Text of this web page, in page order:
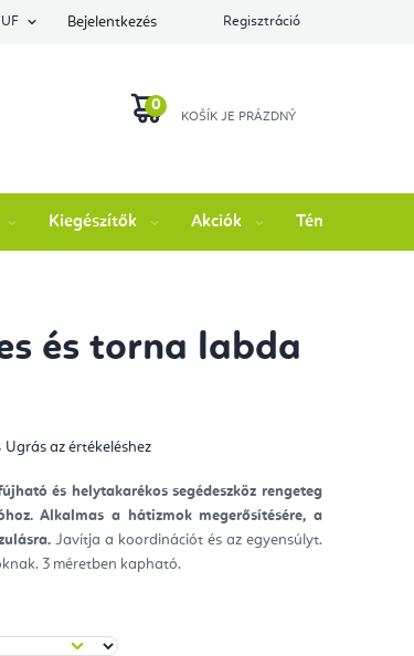
Bejelentkezés Regisztráció
Kiegészítők Akciók Témák
és torna labda
Ugrás az értékeléshez
és helytakarékos segédeszköz rengeteg
Alkalmas a hátizmok megerősítésére, a
Javítja a koordinációt és az egyensúlyt.
3 méretben kapható.